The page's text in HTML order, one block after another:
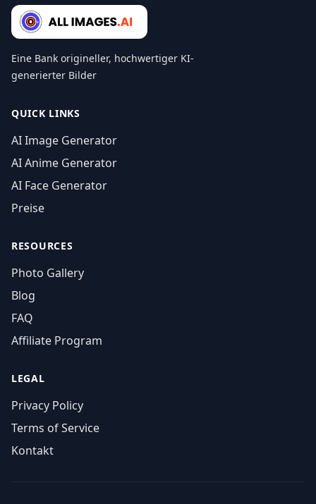
Eine Bank origineller, hochwertiger KI-
generierter Bilder
QUICK LINKS
AI Image Generator
AI Anime Generator
AI Face Generator
Preise
RESOURCES
Photo Gallery
Blog
FAQ
Affiliate Program
LEGAL
Privacy Policy
Terms of Service
Kontakt